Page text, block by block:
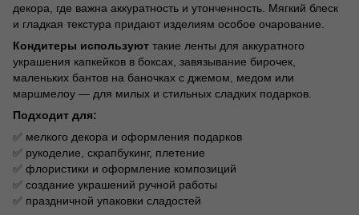
декора, где важна аккуратность и утонченность. Мягкий блеск
и гладкая текстура придают изделиям особое очарование.
Кондитеры используют такие ленты для аккуратного
украшения капкейков в боксах, завязывание бирочек,
маленьких бантов на баночках с джемом, медом или
маршмелоу — для милых и стильных сладких подарков.
Подходит для:
✅ мелкого декора и оформления подарков
✅ рукоделие, скрапбукинг, плетение
✅ флористики и оформление композиций
✅ создание украшений ручной работы
✅ праздничной упаковки сладостей